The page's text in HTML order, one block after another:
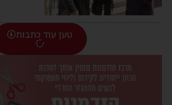
טען עוד כתבות